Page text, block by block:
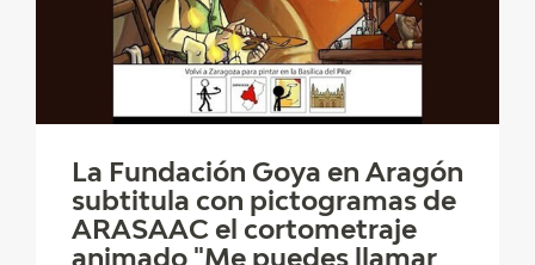
CENTRO DE INVESTIGACIÓN Y DOCUMENTACIÓN
ACCIÓN CORPORATIVA
CONTACTO
La Fundación Goya en Aragón
subtitula con pictogramas de
ARASAAC el cortometraje